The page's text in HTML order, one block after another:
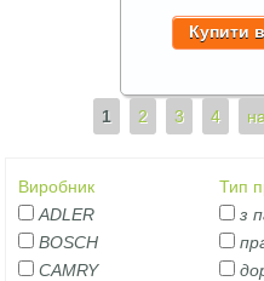
Сторінки
1 2 3 4
Виробник
ADLER
BOSCH
CAMRY
Тип
з